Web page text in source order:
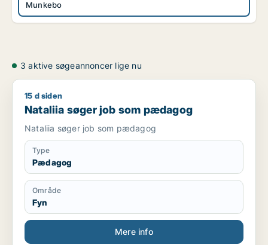
Munkebo
3 aktive søgeannoncer lige nu
Nataliia søger job som pædagog
15 d siden
Nataliia søger job som pædagog
Nataliia søger job som pædagog
Type
Pædagog
Område
Fyn
Mere info